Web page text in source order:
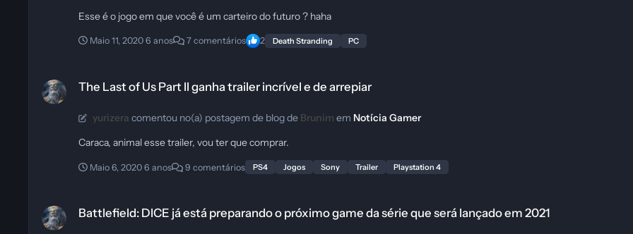
Esse é o jogo em que você é um carteiro do futuro ? haha
Maio 11, 2020 6 anos 7 comentários 2 Death Stranding PC
The Last of Us Part II ganha trailer incrível e de arrepiar
yurizera comentou no(a) postagem de blog de Brunim em Notícia Gamer
Caraca, animal esse trailer, vou ter que comprar.
Maio 6, 2020 6 anos 9 comentários PS4 Jogos Sony Trailer Playstation 4
Battlefield: DICE já está preparando o próximo game da série que será lançado em 2021